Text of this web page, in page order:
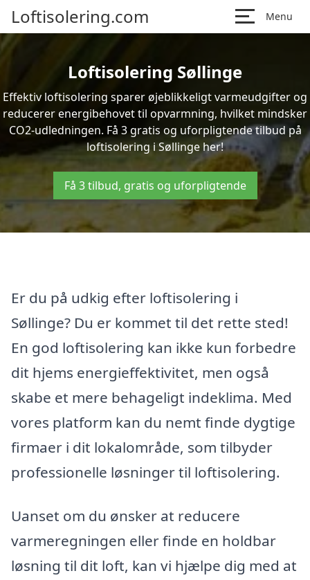
Loftisolering.com Menu
Loftisolering Søllinge
Effektiv loftisolering sparer øjeblikkeligt varmeudgifter og
reducerer energibehovet til opvarmning, hvilket mindsker
CO2-udledningen. Få 3 gratis og uforpligtende tilbud på
loftisolering i Søllinge her!
Få 3 tilbud, gratis og uforpligtende
Er du på udkig efter loftisolering i
Søllinge? Du er kommet til det rette sted!
En god loftisolering kan ikke kun forbedre
dit hjems energieffektivitet, men også
skabe et mere behageligt indeklima. Med
vores platform kan du nemt finde dygtige
firmaer i dit lokalområde, som tilbyder
professionelle løsninger til loftisolering.
Uanset om du ønsker at reducere
varmeregningen eller finde en holdbar
løsning til dit loft, kan vi hjælpe dig med at